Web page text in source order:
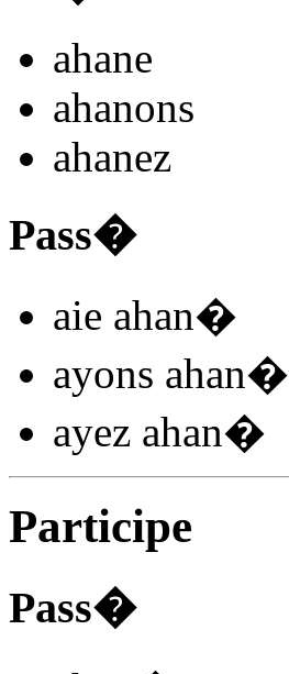
ahane
ahanons
ahanez
Pass�
aie ahan�
ayons ahan�
ayez ahan�
Participe
Pass�